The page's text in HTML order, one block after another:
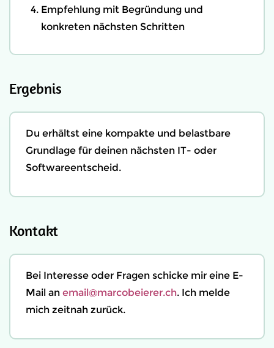
Empfehlung mit Begründung und
konkreten nächsten Schritten
Ergebnis
Du erhältst eine kompakte und belastbare
Grundlage für deinen nächsten IT- oder
Softwareentscheid.
Kontakt
Bei Interesse oder Fragen schicke mir eine E-
Mail an email@marcobeierer.ch. Ich melde
mich zeitnah zurück.